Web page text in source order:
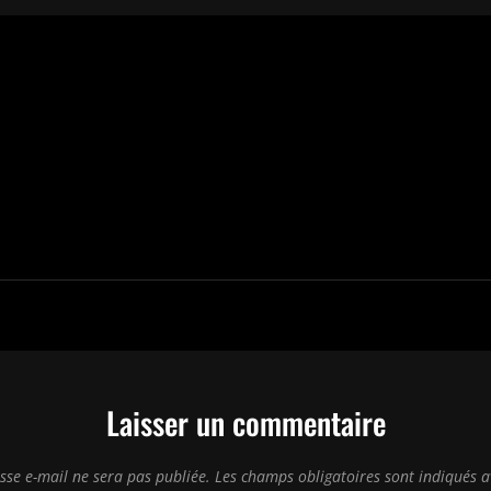
Laisser un commentaire
e-mail ne sera pas publiée. Les champs obligatoires sont indiqués